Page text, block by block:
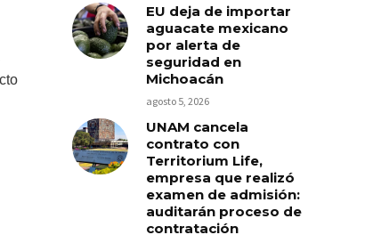
EU deja de importar
aguacate mexicano
por alerta de
seguridad en
Michoacán
agosto 5, 2026
UNAM cancela
contrato con
Territorium Life,
empresa que realizó
examen de admisión:
auditarán proceso de
contratación